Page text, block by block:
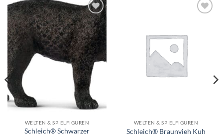
Auf die
Wunschliste
WELTEN & SPIELFIGUREN
Schleich® Schwarzer
WELTEN & SPIELFIGUREN
Schleich® Braunvieh Kuh